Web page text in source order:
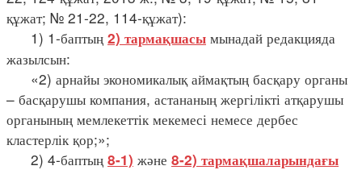
құжат; № 21-22, 114-құжат):
1) 1-баптың 2) тармақшасы мынадай редакцияда
жазылсын:
«2) арнайы экономикалық аймақтың басқару органы
– басқарушы компания, астананың жергілікті атқарушы
органының мемлекеттік мекемесі немесе дербес
кластерлік қор;»;
2) 4-баптың 8-1) және 8-2) тармақшаларындағы